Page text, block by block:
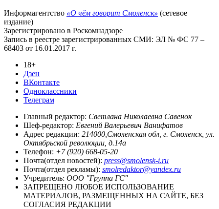
Информагентство «О чём говорит Смоленск» (сетевое
издание)
Зарегистрировано в Роскомнадзоре
Запись в реестре зарегистрированных СМИ: ЭЛ № ФС 77 –
68403 от 16.01.2017 г.
18+
Дзен
ВКонтакте
Одноклассники
Телеграм
Главный редактор: Светлана Николаевна Савенок
Шеф-редактор: Евгений Валерьевич Ванифатов
Адрес редакции: 214000,Смоленская обл, г. Смоленск, ул.
Октябрьской революции, д.14а
Телефон: +7 (920) 668-05-20
Почта(отдел новостей): press@smolensk-i.ru
Почта(отдел рекламы): smolredaktor@yandex.ru
Учредитель: ООО "Группа ГС"
ЗАПРЕЩЕНО ЛЮБОЕ ИСПОЛЬЗОВАНИЕ
МАТЕРИАЛОВ, РАЗМЕЩЕННЫХ НА САЙТЕ, БЕЗ
СОГЛАСИЯ РЕДАКЦИИ